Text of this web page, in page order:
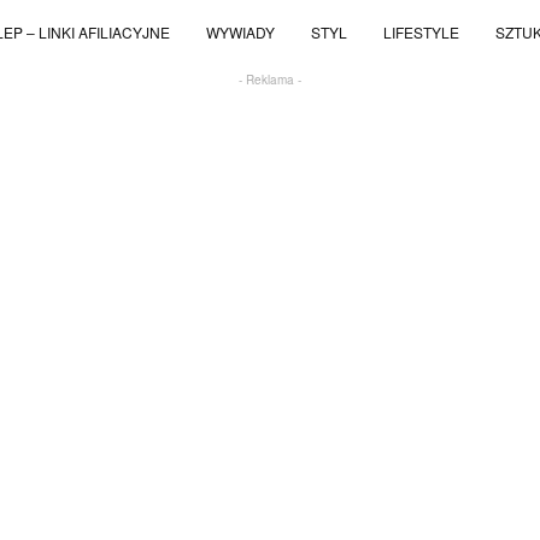
– LINKI AFILIACYJNE WYWIADY STYL LIFESTYLE
- Reklama -